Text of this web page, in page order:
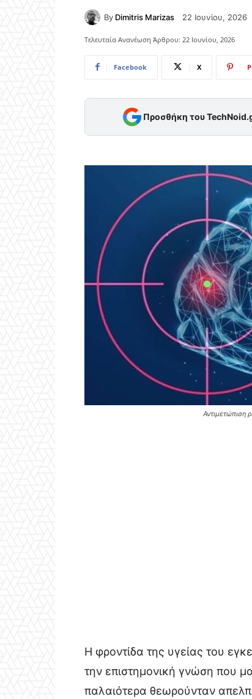
By Dimitris Marizas 22 Ιουνίου, 2026
Τελευταία Ανανέωση Άρθρου: 22 Ιουνίου, 2026
Facebook X
Προσθήκη του
Αντιμετώπιση
Η φροντίδα της υγείας του
την επιστημονική γνώση που
παλαιότερα θεωρούνταν